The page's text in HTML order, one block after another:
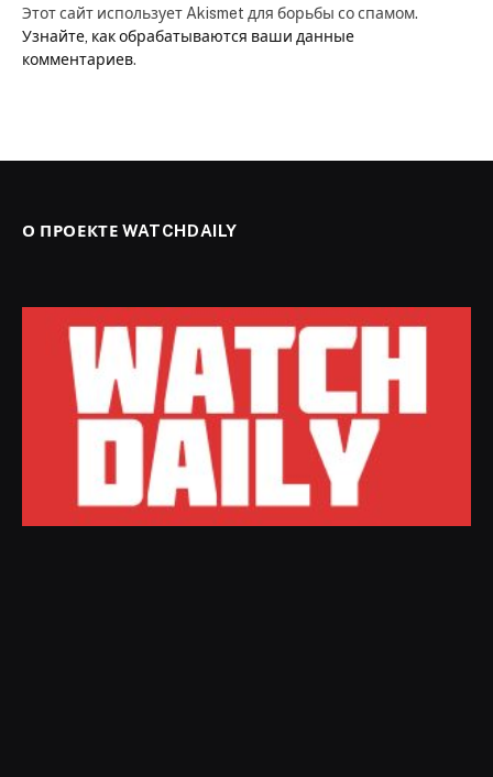
Этот сайт использует Akismet для борьбы со спамом.
Узнайте, как обрабатываются ваши данные
комментариев.
О ПРОЕКТЕ WATCHDAILY